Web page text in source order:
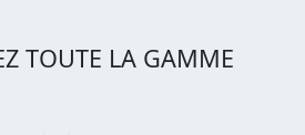
TOUTE LA GAMME